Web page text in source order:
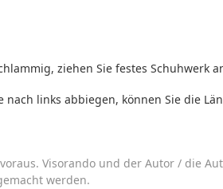
ziehen Sie festes Schuhwerk
nach links abbiegen, können Sie die
Visorando und der Autor / die
werden.